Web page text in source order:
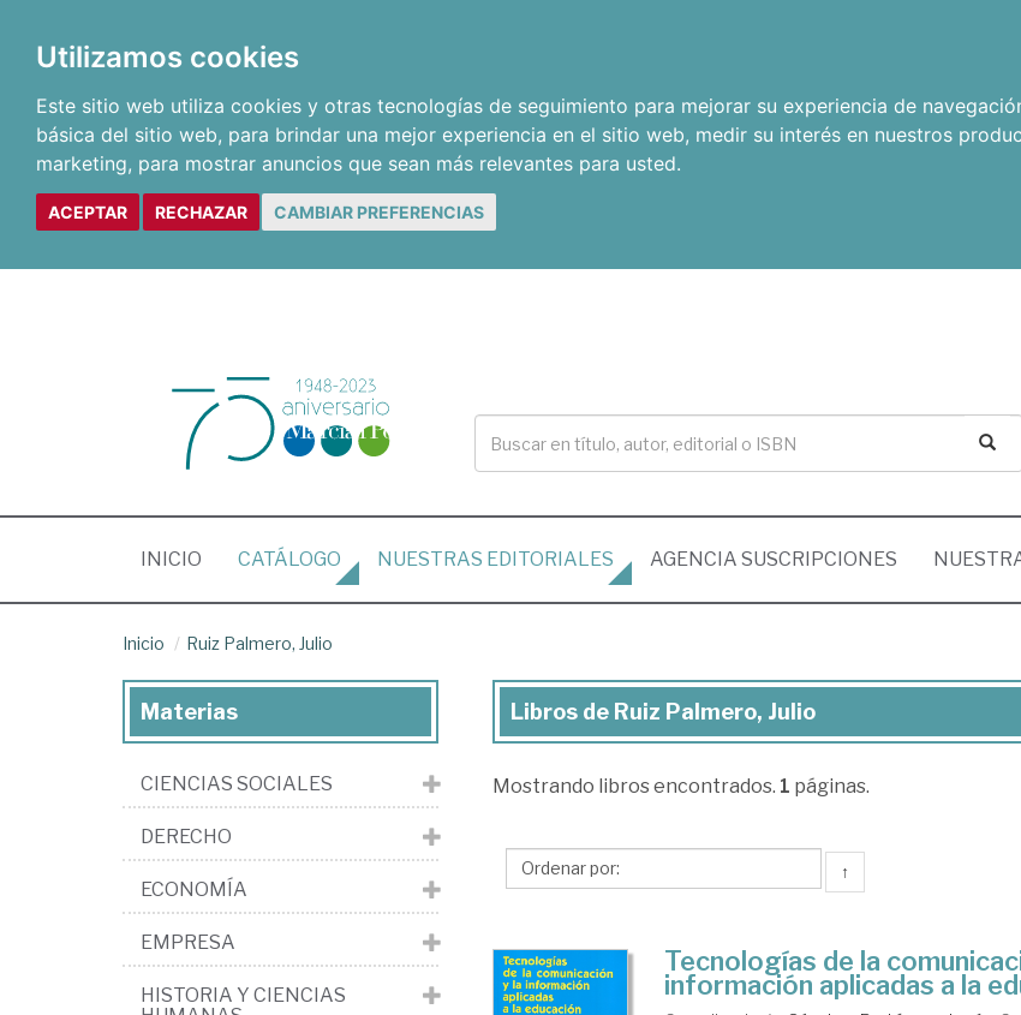
Utilizamos cookies
Este sitio web utiliza cookies y otras tecnologías de seguimiento para mejorar su experiencia de
básica del sitio web, para brindar una mejor experiencia en el sitio web, medir su interés en nuestros
marketing, para mostrar anuncios que sean más relevantes para usted.
ACEPTAR RECHAZAR CAMBIAR PREFERENCIAS
INICIO (CURRENT)
CATÁLOGO NUESTRAS EDITORIALES AGENCIA SUSCRIPCIONES
Inicio Ruiz Palmero, Julio
Libros
Ruiz
Julio
Libros de Ruiz Palmero, Julio
Mostrando libros encontrados. 1 páginas.
↑
Tecnologías de la
información aplicadas a la
Materias
CIENCIAS SOCIALES
DERECHO
ECONOMÍA
EMPRESA
HISTORIA Y CIENCIAS